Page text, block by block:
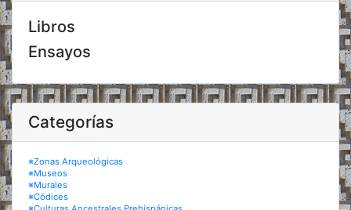
Libros
Ensayos
Categorías
※Zonas Arqueológicas
※Museos
※Murales
※Códices